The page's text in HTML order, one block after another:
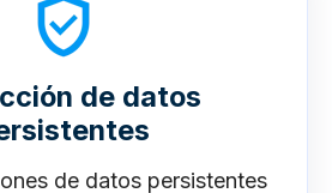
de datos
de datos persistentes